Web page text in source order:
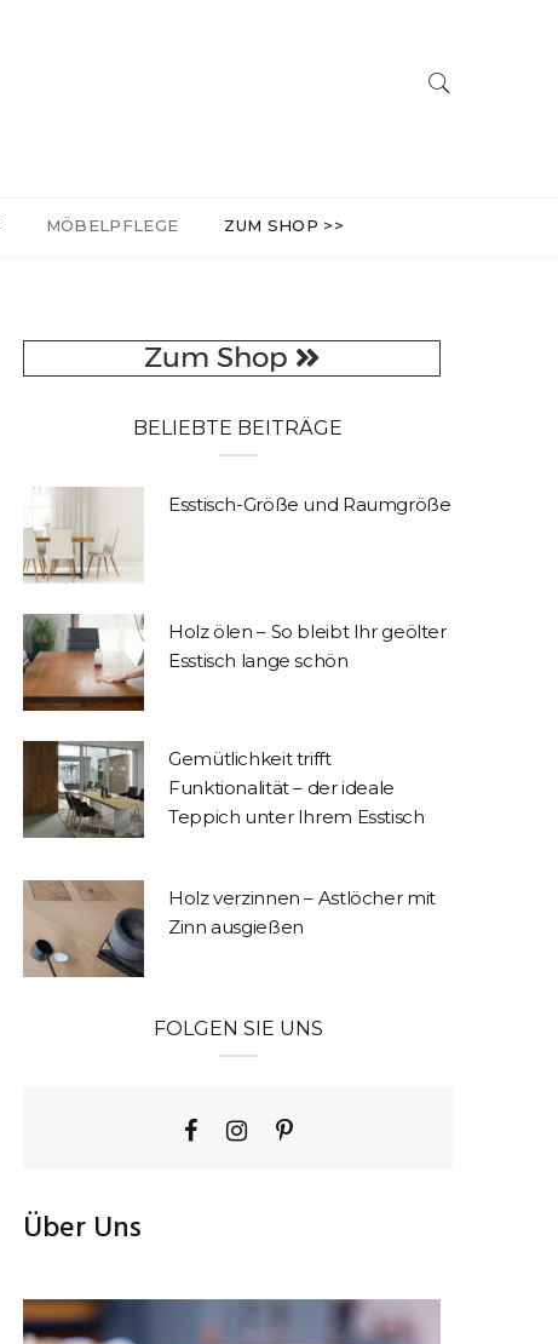
MÖBELPFLEGE ZUM SHOP >>
BELIEBTE BEITRÄGE
Esstisch-Größe und Raumgröße
Holz ölen – So bleibt Ihr geölter
Esstisch lange schön
Gemütlichkeit trifft
Funktionalität – der ideale
Teppich unter Ihrem Esstisch
Holz verzinnen – Astlöcher mit
Zinn ausgießen
FOLGEN SIE UNS
Über Uns